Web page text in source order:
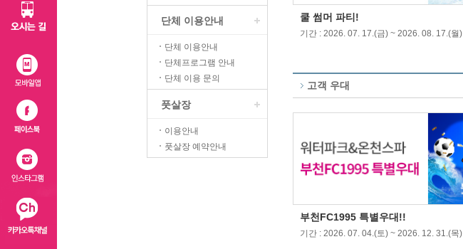
단체 이용안내
단체 이용안내
단체프로그램 안내
단체 이용 문의
풋살장
이용안내
풋살장 예약안내
쿨 썸머 파티!
기간 : 2026. 07. 17.(금) ~ 2026. 08. 17.(월)
고객 우대
부천FC1995 특별우대!!
기간 : 2026. 07. 04.(토) ~ 2026. 12. 31.(목)